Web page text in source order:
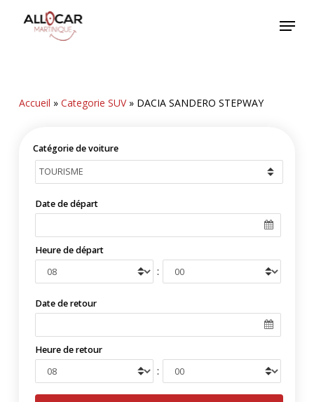
Menu
Accueil » Categorie SUV» DACIA SANDERO STEPWAY
Catégorie de voiture
Date de départ
Heure de départ
:
Date de retour
Heure de retour
: